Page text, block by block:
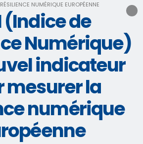
NUMÉRIQUE EUROPÉENNE
(Indice de
Numérique)
indicateur
mesurer la
numérique